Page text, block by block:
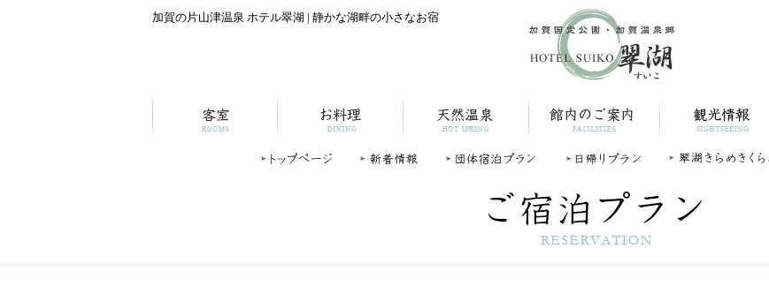
加賀の片山津温泉 ホテル翠湖 | 静かな湖畔の小さなお宿
お料理 天然温泉 館内のご案内 観光情報